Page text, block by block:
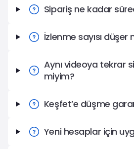
Sipariş ne kadar
İzlenme sayısı düşer
Aynı videoya tekrar
miyim?
Keşfet’e düşme
Yeni hesaplar için